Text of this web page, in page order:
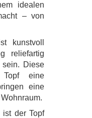
idealen
– von
kunstvoll
reliefartig
sein. Diese
Topf eine
eine
ist der Topf